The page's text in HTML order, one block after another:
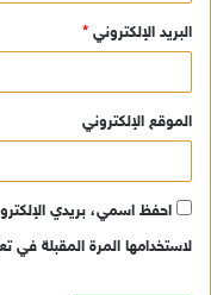
البريد الإلكتروني *
الموقع الإلكتروني
احفظ اسمي، بريدي
لاستخدامها المرة المقبلة في